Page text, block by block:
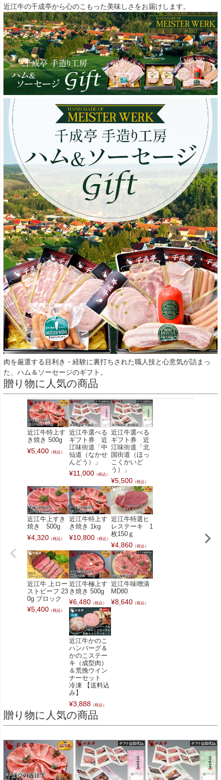
近江牛の千成亭から心のこもった美味しさをお届けします。
肉を厳選する目利き・経験に裏打ちされた職人技と心意気が詰まっ
た、ハム＆ソーセージのギフト。
贈り物に人気の商品
近江牛特上す
き焼き 500g
¥5,400 （税込）
近江牛選べる
ギフト券 近
江味街道「中
仙道（なかせ
んどう）」
¥11,000 （税込）
近江牛選べる
ギフト券 近
江味街道「北
国街道（ほっ
こくかいど
う）」
¥5,500 （税込）
近江牛上すき
焼き 500g
¥4,320 （税込）
近江牛特上す
き焼き 1kg
¥10,800 （税込）
近江牛特選ヒ
レステーキ 1
枚150ｇ
¥4,860 （税込）
近江牛 上ロー
ストビーフ 23
0g ブロック
¥5,400 （税込）
近江牛極上す
き焼き 500g
¥6,480 （税込）
近江牛味噌漬
MD80
¥8,640 （税込）
近江牛かのこ
ハンバーグ＆
かのこステー
キ（成型肉）
＆荒挽ウイン
ナーセット
冷凍 【送料込
み】
¥3,888 （税込）
贈り物に人気の商品